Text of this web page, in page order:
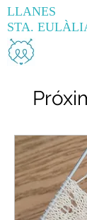
LLANES
STA.